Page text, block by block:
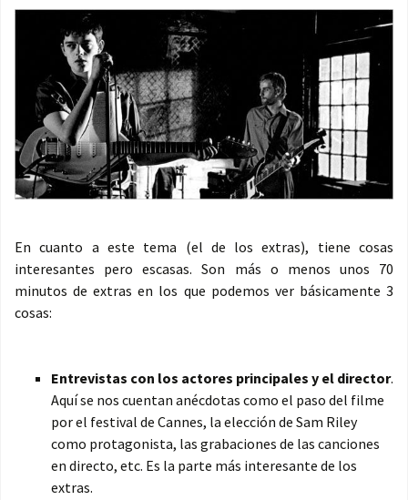
En cuanto a este tema (el de los extras), tiene cosas
interesantes pero escasas. Son más o menos unos 70
minutos de extras en los que podemos ver básicamente 3
cosas:
Entrevistas con los actores principales y el director.
Aquí se nos cuentan anécdotas como el paso del filme
por el festival de Cannes, la elección de Sam Riley
como protagonista, las grabaciones de las canciones
en directo, etc. Es la parte más interesante de los
extras.